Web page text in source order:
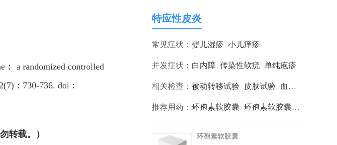
： a randomized controlled
：730-736. doi：
转载。）
特应性皮炎
常见症状： 婴儿湿疹 小儿痒疹
并发症状： 白内障 传染性软疣 单纯疱疹
相关检查： 被动转移试验 皮肤试验 血清免疫球蛋白E
推荐用药： 环孢素软胶囊 环孢素软胶囊 醋酸氟轻
环孢素软胶囊